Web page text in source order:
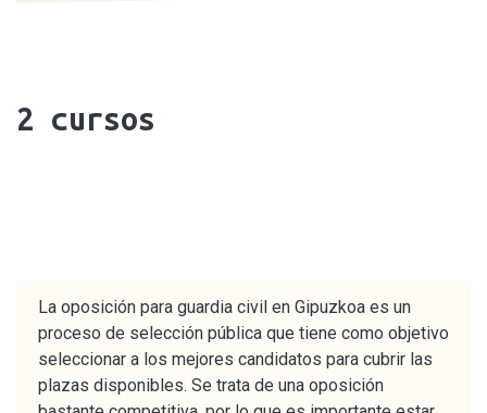
2 cursos
La oposición para guardia civil en Gipuzkoa es un
proceso de selección pública que tiene como objetivo
seleccionar a los mejores candidatos para cubrir las
plazas disponibles. Se trata de una oposición